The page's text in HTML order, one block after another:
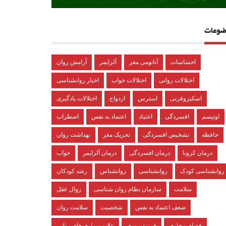
آرامش روان آلزایمر آناتومی مغز احساسات
اخبار روانشناسی اختلالات خواب اختلالات روانی
اختلالات یادگیری ازدواج استرس اسکیزوفرنی
اضطراب اعتماد به نفس اعتیاد افسردگی اوتیسم
بهداشت روان تحریک مغز تشخیص افسردگی حافظه
خواب درمان آلزایمر درمان افسردگی درمان کرونا
رشد کودکان روانشناس روانشناسی روانشناسی کودک
زوال عقل سازمان نظام روان شناسی سلامت
سلامت روان شخصیت ضعف اعتماد به نفس